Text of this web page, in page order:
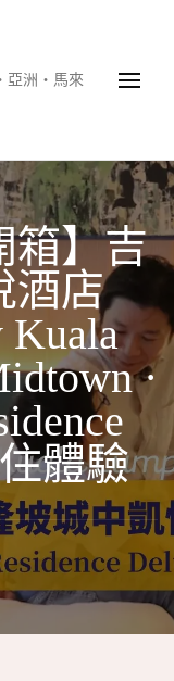
亞洲・馬來
箱】吉
酒店
Kuala
·
體驗